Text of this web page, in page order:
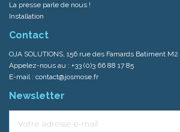
La presse parle de nous !
Installation
Contact
OJA SOLUTIONS, 156 rue des Famards Batiment
Appelez-nous au : +33 (0)3 66 88 17 85
E-mail : contact@josmose.fr
Newsletter